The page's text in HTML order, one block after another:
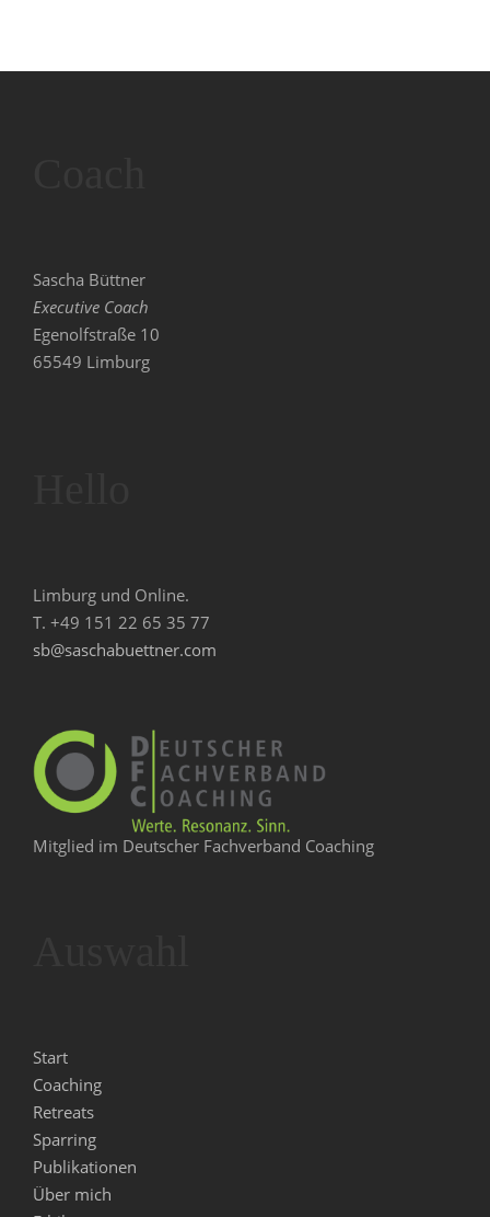
Sascha Büttner
Executive Coach
Egenolfstraße 10
65549 Limburg
Limburg und Online.
T. +49 151 22 65 35 77
sb@saschabuettner.com
Mitglied im Deutscher Fachverband Coaching
Start
Coaching
Retreats
Sparring
Publikationen
Über mich